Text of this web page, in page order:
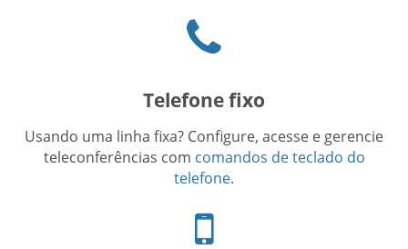
icon
Telefone fixo
Usando uma linha fixa? Configure, acesse e gerencie
teleconferências com comandos de teclado do
telefone.
Ícone
de